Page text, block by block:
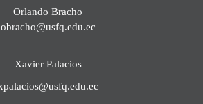
Orlando Bracho
obracho@usfq.edu.ec
Xavier Palacios